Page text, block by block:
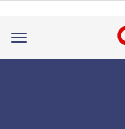
Toggle
navigation